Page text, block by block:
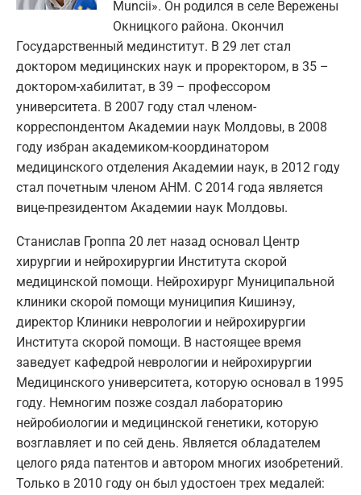
Muncii». Он родился в селе Вережены
Окницкого района. Окончил
Государственный мединститут. В 29 лет стал
доктором медицинских наук и проректором, в 35 –
доктором-хабилитат, в 39 – профессором
университета. В 2007 году стал членом-
корреспондентом Академии наук Молдовы, в 2008
году избран академиком-координатором
медицинского отделения Академии наук, в 2012 году
стал почетным членом АНМ. С 2014 года является
вице-президентом Академии наук Молдовы.
Станислав Гроппа 20 лет назад основал Центр
хирургии и нейрохирургии Института скорой
медицинской помощи. Нейрохирург Муниципальной
клиники скорой помощи муниципия Кишинэу,
директор Клиники неврологии и нейрохирургии
Института скорой помощи. В настоящее время
заведует кафедрой неврологии и нейрохирургии
Медицинского университета, которую основал в 1995
году. Немногим позже создал лабораторию
нейробиологии и медицинской генетики, которую
возглавляет и по сей день. Является обладателем
целого ряда патентов и автором многих изобретений.
Только в 2010 году он был удостоен трех медалей: